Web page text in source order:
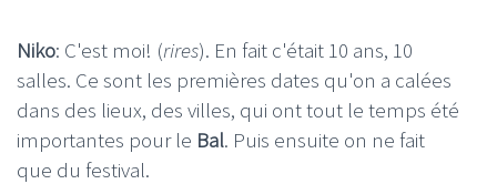
Niko: C'est moi! (rires). En fait c'était 10 ans, 10
salles. Ce sont les premières dates qu'on a calées
dans des lieux, des villes, qui ont tout le temps été
importantes pour le Bal. Puis ensuite on ne fait
que du festival.